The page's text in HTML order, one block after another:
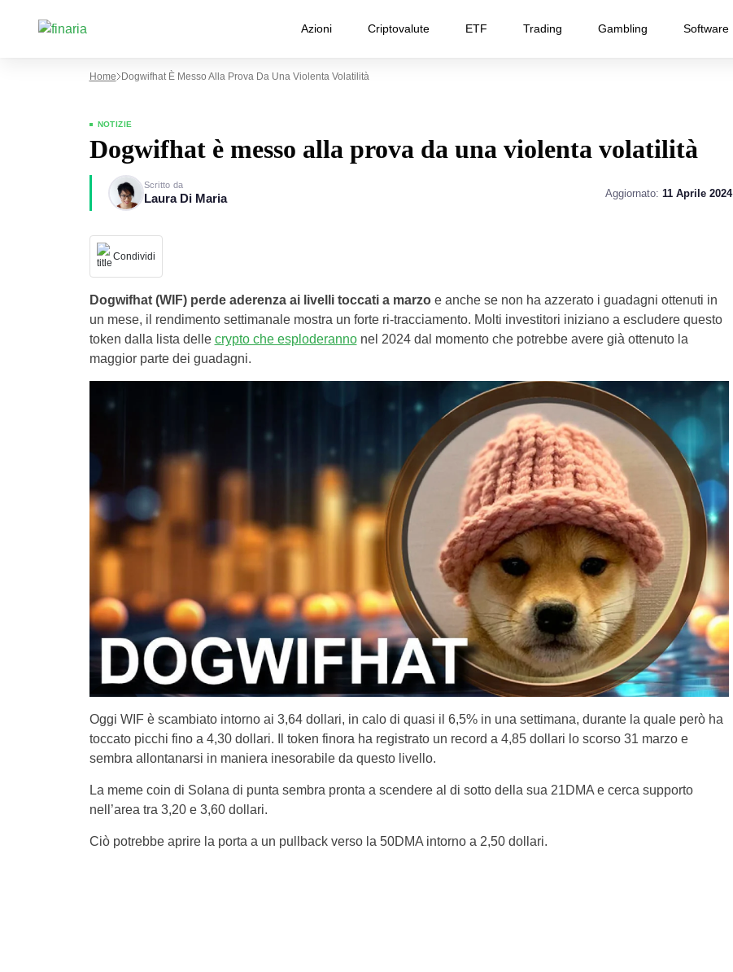
Azioni Criptovalute ETF Trading Gambling Software
Home Dogwifhat È Messo Alla Prova Da Una Violenta Volatilità
NOTIZIE
Dogwifhat è messo alla prova da una violenta volatilità
Scritto da
Laura Di Maria Aggiornato: 11 Aprile 2024
Condividi
Dogwifhat (WIF) perde aderenza ai livelli toccati a marzoe anche se non ha azzerato i guadagni ottenuti in
un mese, il rendimento settimanale mostra un forte ri-tracciamento. Molti investitori iniziano a escludere questo
token dalla lista delle crypto che esploderannonel 2024 dal momento che potrebbe avere già ottenuto la
maggior parte dei guadagni.
Oggi WIF è scambiato intorno ai 3,64 dollari, in calo di quasi il 6,5% in una settimana, durante la quale però ha
toccato picchi fino a 4,30 dollari. Il token finora ha registrato un record a 4,85 dollari lo scorso 31 marzo e
sembra allontanarsi in maniera inesorabile da questo livello.
La meme coin di Solana di punta sembra pronta a scendere al di sotto della sua 21DMA e cerca supporto
nell’area tra 3,20 e 3,60 dollari.
Ciò potrebbe aprire la porta a un pullback verso la 50DMA intorno a 2,50 dollari.